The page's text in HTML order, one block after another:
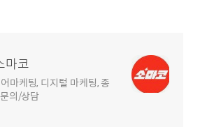
마코
마케팅, 디지털 마케팅, 종
의/상담